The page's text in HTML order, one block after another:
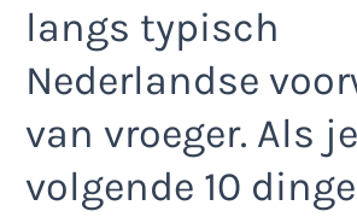
langs typisch
Nederlandse
van vroeger. Als
volgende 10